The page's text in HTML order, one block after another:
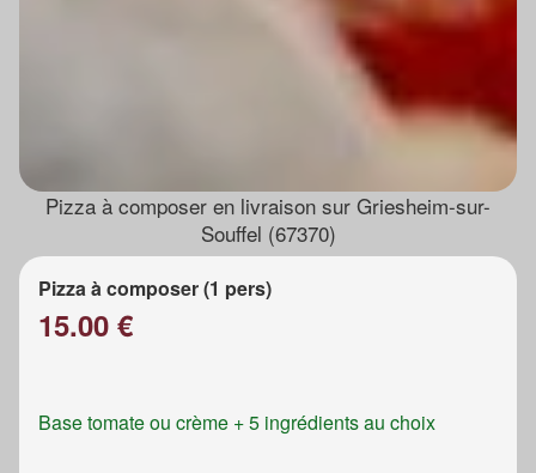
Pizza à composer en livraison sur Griesheim-sur-
Souffel (67370)
Pizza à composer (1 pers)
15.00 €
Base tomate ou crème + 5 ingrédients au choix